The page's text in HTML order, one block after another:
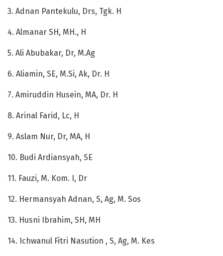
3. Adnan Pantekulu, Drs, Tgk. H
4. Almanar SH, MH., H
5. Ali Abubakar, Dr, M.Ag
6. Aliamin, SE, M.Si, Ak, Dr. H
7. Amiruddin Husein, MA, Dr. H
8. Arinal Farid, Lc, H
9. Aslam Nur, Dr, MA, H
10. Budi Ardiansyah, SE
11. Fauzi, M. Kom. I, Dr
12. Hermansyah Adnan, S, Ag, M. Sos
13. Husni Ibrahim, SH, MH
14. Ichwanul Fitri Nasution , S, Ag, M. Kes